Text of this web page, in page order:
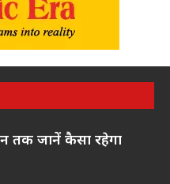
तक जानें कैसा रहेगा